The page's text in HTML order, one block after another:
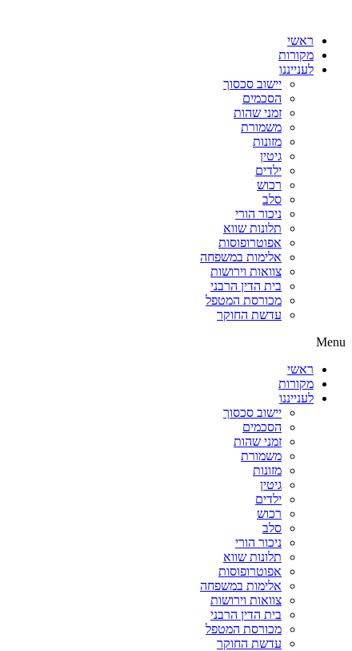
ראשי
מקורות
לענייננו
יישוב סכסוך
הסכמים
זמני שהות
משמורת
מזונות
גיטין
ילדים
רכוש
סלב
ניכור הורי
תלונות שווא
אפוטרופוסות
אלימות במשפחה
צוואות וירושות
בית הדין הרבני
מכורסת המטפל
עדשת החוקר
Menu
ראשי
מקורות
לענייננו
יישוב סכסוך
הסכמים
זמני שהות
משמורת
מזונות
גיטין
ילדים
רכוש
סלב
ניכור הורי
תלונות שווא
אפוטרופוסות
אלימות במשפחה
צוואות וירושות
בית הדין הרבני
מכורסת המטפל
עדשת החוקר